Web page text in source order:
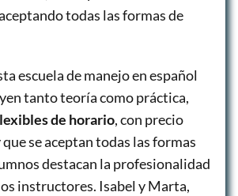
todas las formas de
escuela de manejo en español
tanto teoría como práctica,
de horario, con precio
se aceptan todas las formas
destacan la profesionalidad
instructores. Isabel y Marta,